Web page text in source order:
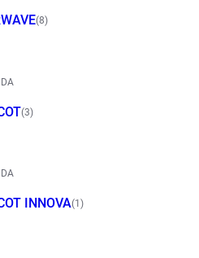
(8)
(3)
INNOVA(1)